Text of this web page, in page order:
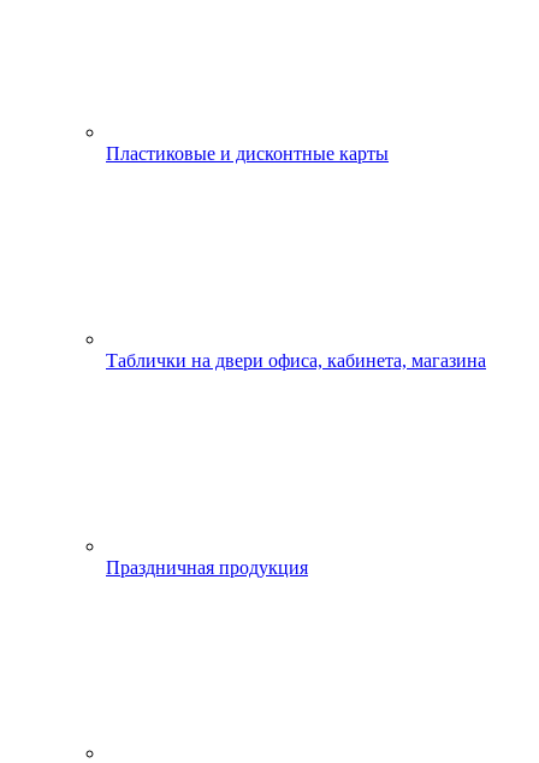
Пластиковые и дисконтные карты
Таблички на двери офиса, кабинета, магазина
Праздничная продукция